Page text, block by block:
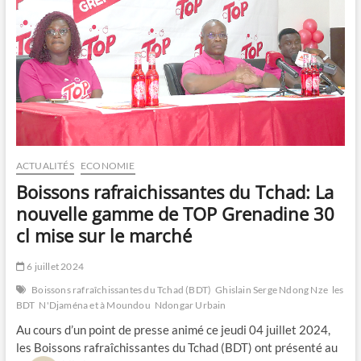
ACTUALITÉS ECONOMIE
Boissons rafraichissantes du Tchad: La
nouvelle gamme de TOP Grenadine 30
cl mise sur le marché
6 juillet 2024
Boissons rafraîchissantes du Tchad (BDT) Ghislain Serge Ndong Nze les
BDT N'Djaména et à Moundou Ndongar Urbain
Au cours d’un point de presse animé ce jeudi 04 juillet 2024,
les Boissons rafraîchissantes du Tchad (BDT) ont présenté au